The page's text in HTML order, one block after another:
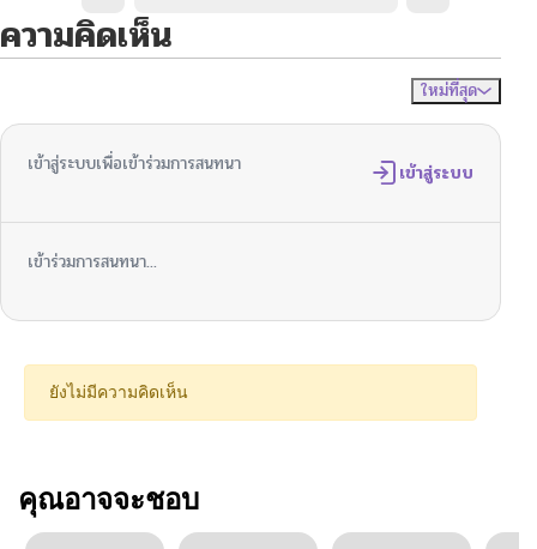
ความคิดเห็น
ใหม่ที่สุด
เข้าสู่ระบบเพื่อเข้าร่วมการสนทนา เข้าสู่ระบบ
เข้าร่วมการสนทนา...
ยังไม่มีความคิดเห็น
คุณอาจจะชอบ